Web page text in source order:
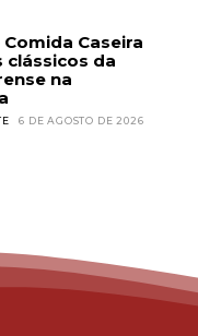
Caseira
clássicos da
na
6 DE AGOSTO DE 2026